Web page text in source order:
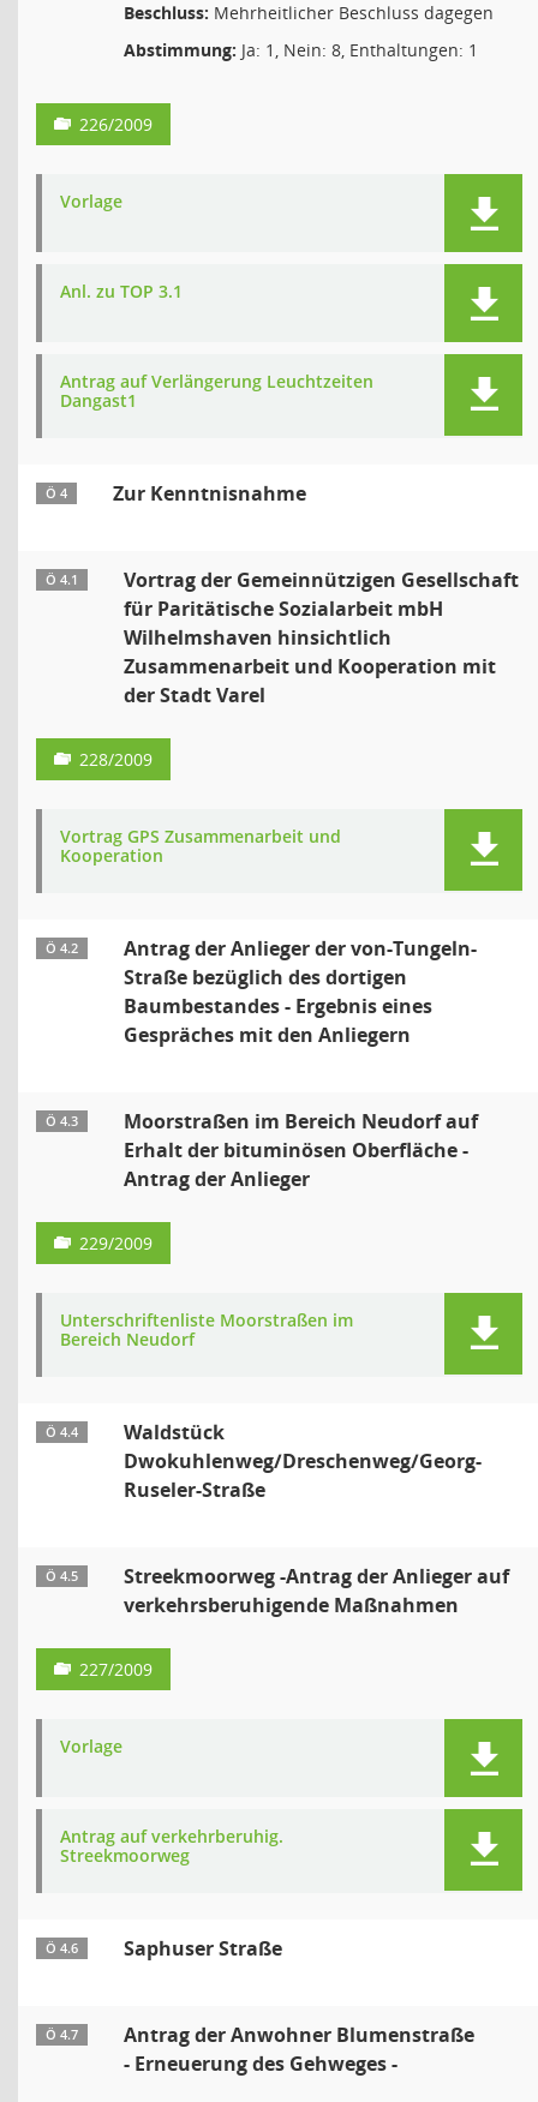
Beschluss: Mehrheitlicher Beschluss dagegen
Abstimmung: Ja: 1, Nein: 8, Enthaltungen: 1
226/2009
Vorlage
Anl. zu TOP 3.1
Antrag auf Verlängerung Leuchtzeiten
Dangast1
Ö 4 Zur Kenntnisnahme
Ö 4.1
Vortrag der Gemeinnützigen Gesellschaft
für Paritätische Sozialarbeit mbH
Wilhelmshaven hinsichtlich
Zusammenarbeit und Kooperation mit
der Stadt Varel
228/2009
Vortrag GPS Zusammenarbeit und
Kooperation
Ö 4.2
Antrag der Anlieger der von-Tungeln-
Straße bezüglich des dortigen
Baumbestandes - Ergebnis eines
Gespräches mit den Anliegern
Ö 4.3
Moorstraßen im Bereich Neudorf auf
Erhalt der bituminösen Oberfläche -
Antrag der Anlieger
229/2009
Unterschriftenliste Moorstraßen im
Bereich Neudorf
Ö 4.4
Waldstück
Dwokuhlenweg/Dreschenweg/Georg-
Ruseler-Straße
Ö 4.5
Streekmoorweg -Antrag der Anlieger auf
verkehrsberuhigende Maßnahmen
227/2009
Vorlage
Antrag auf verkehrberuhig.
Streekmoorweg
Ö 4.6 Saphuser Straße
Ö 4.7
Antrag der Anwohner Blumenstraße
- Erneuerung des Gehweges -